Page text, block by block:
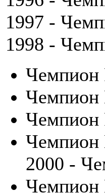
1997 -
1998 -
Чемпион
Чемпион
Чемпион
2000 -